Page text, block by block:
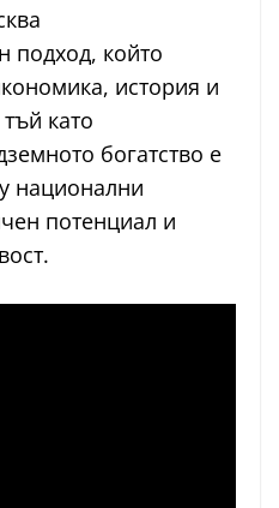
подход, който
история и
като
богатство е
национални
потенциал и